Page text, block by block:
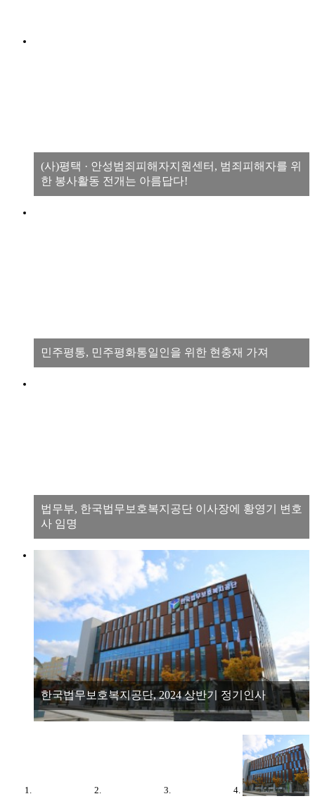
(사)평택 · 안성범죄피해자지원센터, 범죄피해자를 위
한 봉사활동 전개는 아름답다!
민주평통, 민주평화통일인을 위한 현충재 가져
법무부, 한국법무보호복지공단 이사장에 황영기 변호
사 임명
한국법무보호복지공단, 2024 상반기 정기인사